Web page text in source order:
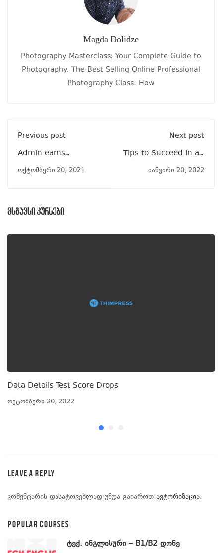
Magda Dolidze
Photography Masterclass: Your Complete Guide to
Photography. The Best Selling Online Professional
Photography Class: How
Previous post
Admin earns
scholarship
ოქტომბერი 20, 2021
Next post
Tips to Succeed in an
Online Course
იანვარი 20, 2022
მსგავსი კურსები
Data Details Test Score Drops
ოქტომბერი 20, 2022
Leave A Reply
კომენტარის დასატოვებლად უნდა გაიაროთ ავტორიზაცია.
POPULAR COURSES
ტექ. ინგლისური – B1/B2 დონე